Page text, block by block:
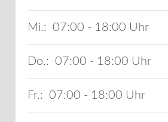
Mi.: 07:00 - 18:00
Do.: 07:00 - 18:00
Fr.: 07:00 - 18:00